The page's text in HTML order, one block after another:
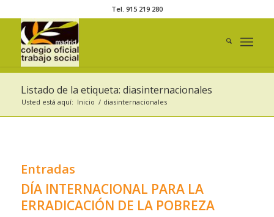
Tel. 915 219 280
Listado de la etiqueta: diasinternacionales
Usted está aquí: Inicio / diasinternacionales
Entradas
DÍA INTERNACIONAL PARA LA
ERRADICACIÓN DE LA POBREZA